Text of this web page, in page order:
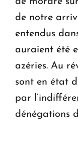
de notre
entendus
auraient été
azéries. Au
sont en état
par
dénégations